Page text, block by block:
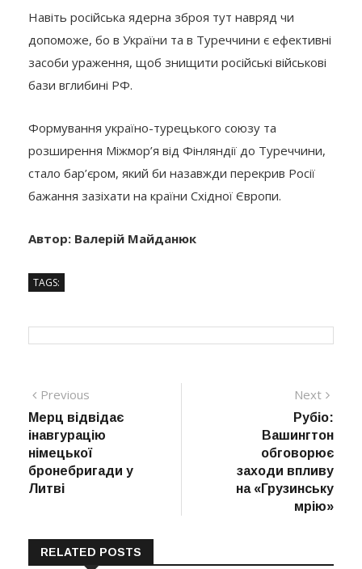
Навіть російська ядерна зброя тут навряд чи
допоможе, бо в України та в Туреччини є ефективні
засоби ураження, щоб знищити російські військові
бази вглибині РФ.
Формування україно-турецького союзу та
розширення Міжмор’я від Фінляндії до Туреччини,
стало бар’єром, який би назавжди перекрив Росії
бажання зазіхати на країни Східної Європи.
Автор: Валерій Майданюк
TAGS:
Навігація
записів
Previous
post:
Мерц відвідає
інавгурацію
німецької
бронебригади у
Литві
Next
Рубіо:
Вашингтон
обговорює
заходи впливу
на «Грузинську
мрію»
RELATED POSTS